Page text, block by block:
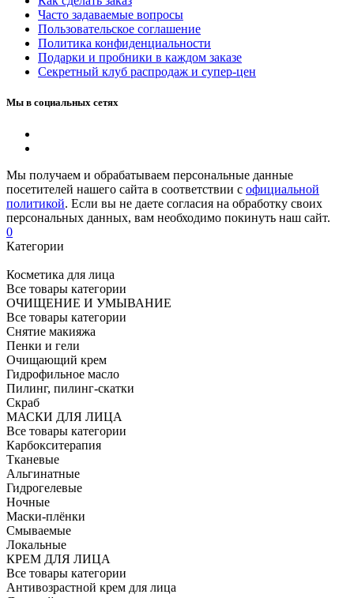
Часто задаваемые вопросы
Пользовательское соглашение
Политика конфиденциальности
Подарки и пробники в каждом заказе
Секретный клуб распродаж и супер-цен
Мы в социальных сетях
Мы получаем и обрабатываем персональные данные
посетителей нашего сайта в соответствии с официальной
политикой. Если вы не даете согласия на обработку своих
персональных данных, вам необходимо покинуть наш сайт.
0
Категории
Косметика для лица
Все товары категории
ОЧИЩЕНИЕ И УМЫВАНИЕ
Все товары категории
Снятие макияжа
Пенки и гели
Очищающий крем
Гидрофильное масло
Пилинг, пилинг-скатки
Скраб
МАСКИ ДЛЯ ЛИЦА
Все товары категории
Карбокситерапия
Тканевые
Альгинатные
Гидрогелевые
Ночные
Маски-плёнки
Смываемые
Локальные
КРЕМ ДЛЯ ЛИЦА
Все товары категории
Антивозрастной крем для лица